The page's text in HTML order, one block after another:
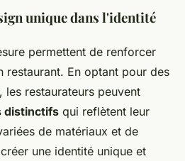
unique dans l'identité
permettent de renforcer
restaurant. En optant pour des
les restaurateurs peuvent
distinctifs qui reflètent leur
de matériaux et de
une identité unique et